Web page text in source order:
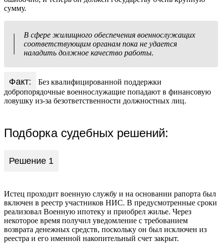
сумму.
В сфере жилищного обеспечения военнослужащих
соответствующим органам пока не удается
наладить должное качество работы.
Факт:
Без квалифицированной поддержки
добропорядочные военнослужащие попадают в финансовую
ловушку из-за безответственности должностных лиц.
Подборка судебных решений:
Решение 1
Истец проходит военную службу и на основании рапорта был
включен в реестр участников НИС. В предусмотренные сроки
реализовал Военную ипотеку и приобрел жилье. Через
некоторое время получил уведомление с требованием
возврата денежных средств, поскольку он был исключен из
реестра и его именной накопительный счет закрыт.